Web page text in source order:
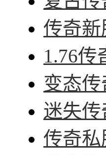
传奇新
1.76传
变态传
迷失传
传奇